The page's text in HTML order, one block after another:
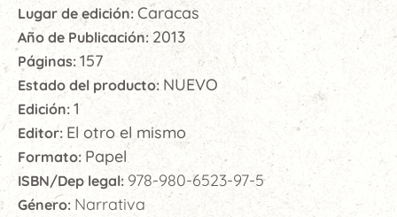
Lugar de edición: Caracas
Año de Publicación:2013
Páginas: 157
Estado del producto: NUEVO
Edición: 1
Editor: El otro el mismo
Formato: Papel
ISBN/Dep legal: 978-980-6523-97-5
Género: Narrativa